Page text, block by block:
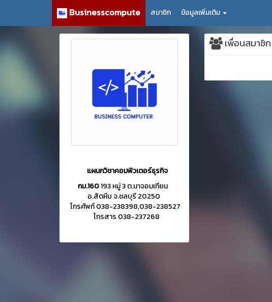
Businesscompute สมาชิก ข้อมูลเพิ่มเติม
แผนกวิชาคอมพิวเตอร์ธุรกิจ
กม.160193 หมู่ 3 ต.นาจอมเทียน
อ.สัตหีบ จ.ชลบุรี 20250
โทรศัพท์ 038-238398,038-238527
โทรสาร 038-237268
เพื่อนสมาชิก